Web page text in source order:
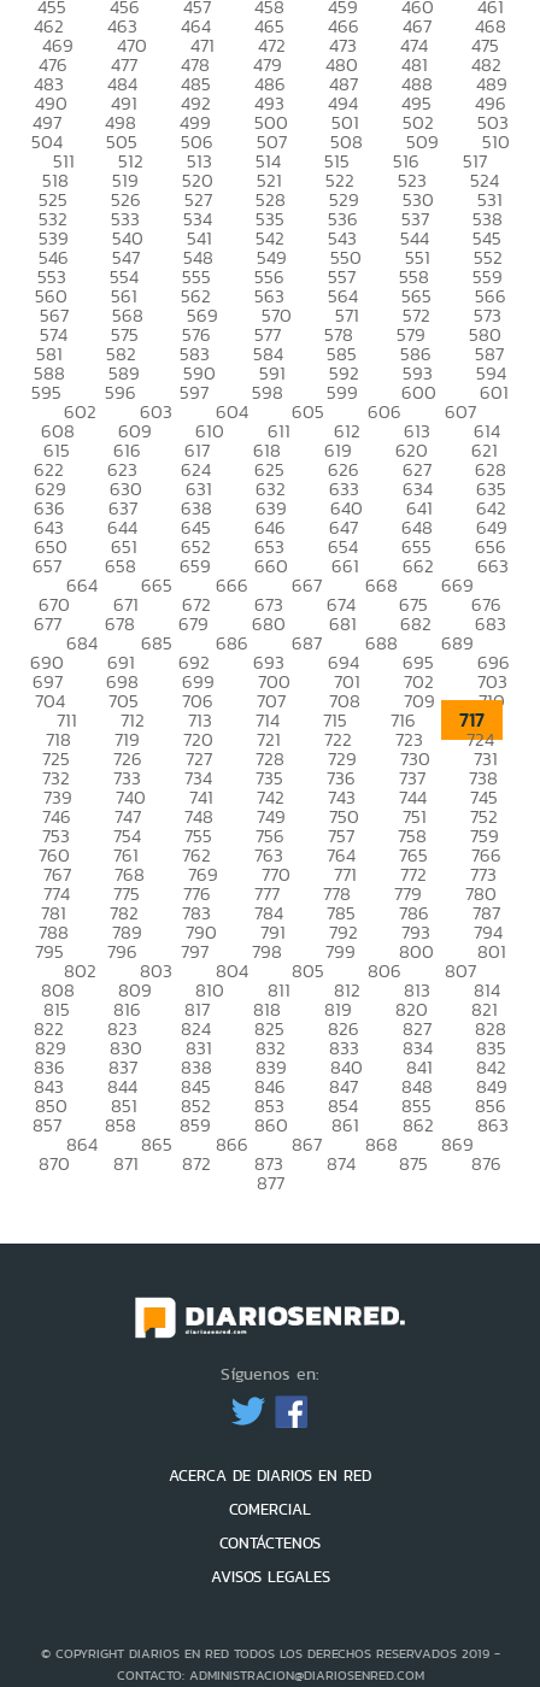
455 456 457 458 459 460 461
462 463 464 465 466 467 468
469 470 471 472 473 474 475
476 477 478 479 480 481 482
483 484 485 486 487 488 489
490 491 492 493 494 495 496
497 498 499 500 501 502 503
504 505 506 507 508 509 510
511 512 513 514 515 516 517
518 519 520 521 522 523 524
525 526 527 528 529 530 531
532 533 534 535 536 537 538
539 540 541 542 543 544 545
546 547 548 549 550 551 552
553 554 555 556 557 558 559
560 561 562 563 564 565 566
567 568 569 570 571 572 573
574 575 576 577 578 579 580
581 582 583 584 585 586 587
588 589 590 591 592 593 594
595 596 597 598 599 600 601
602 603 604 605 606 607
608 609 610 611 612 613 614
615 616 617 618 619 620 621
622 623 624 625 626 627 628
629 630 631 632 633 634 635
636 637 638 639 640 641 642
643 644 645 646 647 648 649
650 651 652 653 654 655 656
657 658 659 660 661 662 663
664 665 666 667 668 669
670 671 672 673 674 675 676
677 678 679 680 681 682 683
684 685 686 687 688 689
690 691 692 693 694 695 696
697 698 699 700 701 702 703
704 705 706 707 708 709 710
711 712 713 714 715 716 717
718 719 720 721 722 723 724
725 726 727 728 729 730 731
732 733 734 735 736 737 738
739 740 741 742 743 744 745
746 747 748 749 750 751 752
753 754 755 756 757 758 759
760 761 762 763 764 765 766
767 768 769 770 771 772 773
774 775 776 777 778 779 780
781 782 783 784 785 786 787
788 789 790 791 792 793 794
795 796 797 798 799 800 801
802 803 804 805 806 807
808 809 810 811 812 813 814
815 816 817 818 819 820 821
822 823 824 825 826 827 828
829 830 831 832 833 834 835
836 837 838 839 840 841 842
843 844 845 846 847 848 849
850 851 852 853 854 855 856
857 858 859 860 861 862 863
864 865 866 867 868 869
870 871 872 873 874 875 876
877
Síguenos en:
ACERCA DE DIARIOS EN RED
COMERCIAL
CONTÁCTENOS
AVISOS LEGALES
© COPYRIGHT DIARIOS EN RED TODOS LOS DERECHOS RESERVADOS 2019 -
CONTACTO: ADMINISTRACION@DIARIOSENRED.COM